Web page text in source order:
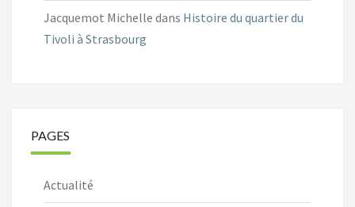
Jacquemot Michelle dans Histoire du quartier du
Tivoli à Strasbourg
PAGES
Actualité